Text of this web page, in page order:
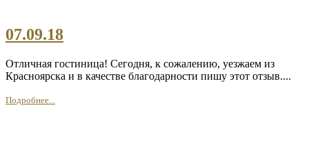
07.09.18
Отличная гостиница! Сегодня, к сожалению, уезжаем из
Красноярска и в качестве благодарности пишу этот отзыв....
Подробнее...